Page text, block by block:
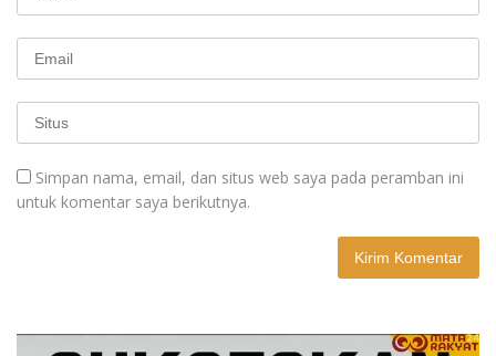
Simpan nama, email, dan situs web saya pada peramban ini
untuk komentar saya berikutnya.